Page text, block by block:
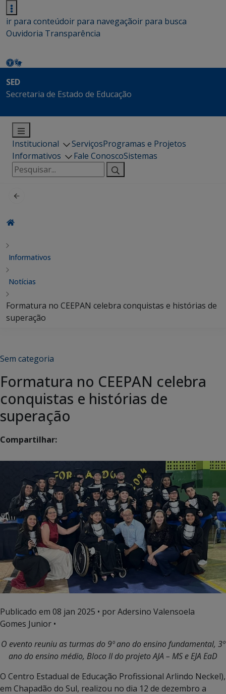
ir para conteúdoir para navegaçãoir para busca
Ouvidoria Transparência
SED
Secretaria de Estado de Educação
Institucional ServiçosProgramas e Projetos
Informativos
Fale ConoscoSistemas
Pesquisar
por:
Informativos
Notícias
Formatura no CEEPAN celebra conquistas e histórias de
superação
Sem categoria
Formatura no CEEPAN celebra
conquistas e histórias de
superação
Compartilhar:
Publicado em 08 jan 2025 • por Adersino Valensoela
Gomes Junior •
O evento reuniu as turmas do 9º ano do ensino fundamental, 3º
ano do ensino médio, Bloco II do projeto AJA – MS e EJA EaD
O Centro Estadual de Educação Profissional Arlindo Neckel),
em Chapadão do Sul, realizou no dia 12 de dezembro a